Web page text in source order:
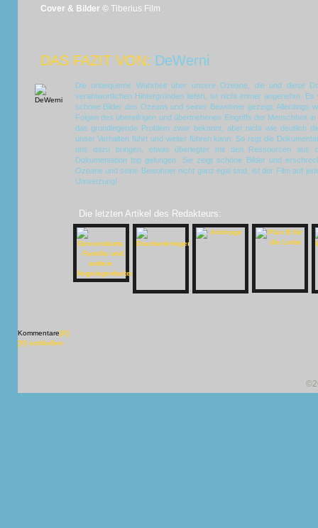
Cover & Bilder © Tiberius Film
DAS FAZIT VON: DeWerni
Die unbequeme Wahrheit über unsere Ozeane, die und diese
verantwortlichen Hintergründen liefert, ist nicht immer angenehm.
schöne Bilder des Ozeans und seiner Bewohner gezeigt. Allerdings
Folgen des übereifrigen und übertriebenen Eingriffs der Menschheit
das grundlegende Problem zwar bekannt, aber nicht wie deutlich
unser Verhalten führt und weiter führen kann. So regt die
uns dazu bringen, etwas überlegter mit den Ressourcen aus
Dokumentation top gelungen. Sie zeigt schöne Bilder und
Ozeane und seine Bewohner nicht ganz egal sind, ist der Film auf
Umsetzung!
Die letzten Artikel des Redakteurs:
Kommentare[X]
[X] schließen